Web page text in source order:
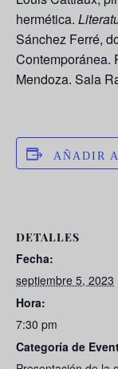
hermética.
Sánchez Ferré,
Contemporánea.
Mendoza. Sala
AÑADIR
DETALLES
Fecha:
septiembre 5, 2023
Hora:
7:30 pm
Categoría de